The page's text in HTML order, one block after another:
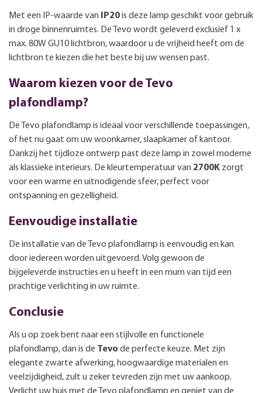
Met een IP-waarde van IP20is deze lamp geschikt voor gebruik
in droge binnenruimtes. De Tevo wordt geleverd exclusief 1 x
max. 80W GU10 lichtbron, waardoor u de vrijheid heeft om de
lichtbron te kiezen die het beste bij uw wensen past.
Waarom kiezen voor de Tevo
plafondlamp?
De Tevo plafondlamp is ideaal voor verschillende toepassingen,
of het nu gaat om uw woonkamer, slaapkamer of kantoor.
Dankzij het tijdloze ontwerp past deze lamp in zowel moderne
als klassieke interieurs. De kleurtemperatuur van 2700K zorgt
voor een warme en uitnodigende sfeer, perfect voor
ontspanning en gezelligheid.
Eenvoudige installatie
De installatie van de Tevo plafondlamp is eenvoudig en kan
door iedereen worden uitgevoerd. Volg gewoon de
bijgeleverde instructies en u heeft in een mum van tijd een
prachtige verlichting in uw ruimte.
Conclusie
Als u op zoek bent naar een stijlvolle en functionele
plafondlamp, dan is de Tevo de perfecte keuze. Met zijn
elegante zwarte afwerking, hoogwaardige materialen en
veelzijdigheid, zult u zeker tevreden zijn met uw aankoop.
Verlicht uw huis met de Tevo plafondlamp en geniet van de